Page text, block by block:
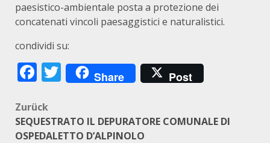
paesistico-ambientale posta a protezione dei
concatenati vincoli paesaggistici e naturalistici.
condividi su:
Facebook
Twitter
Share Post
Beitragsnavigation
Zurück
SEQUESTRATO IL DEPURATORE COMUNALE DI
OSPEDALETTO D’ALPINOLO